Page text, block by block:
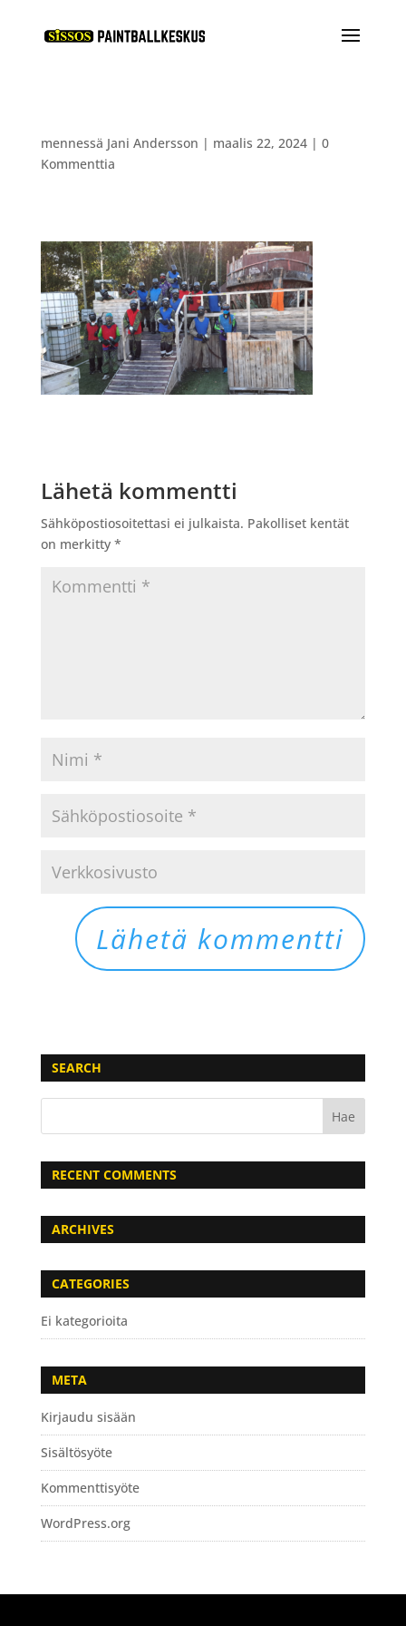
mennessä Jani Andersson | maalis 22, 2024| 0
Kommenttia
Lähetä kommentti
Sähköpostiosoitettasi ei julkaista. Pakolliset kentät
on merkitty *
SEARCH
RECENT COMMENTS
ARCHIVES
CATEGORIES
Ei kategorioita
META
Kirjaudu sisään
Sisältösyöte
Kommenttisyöte
WordPress.org